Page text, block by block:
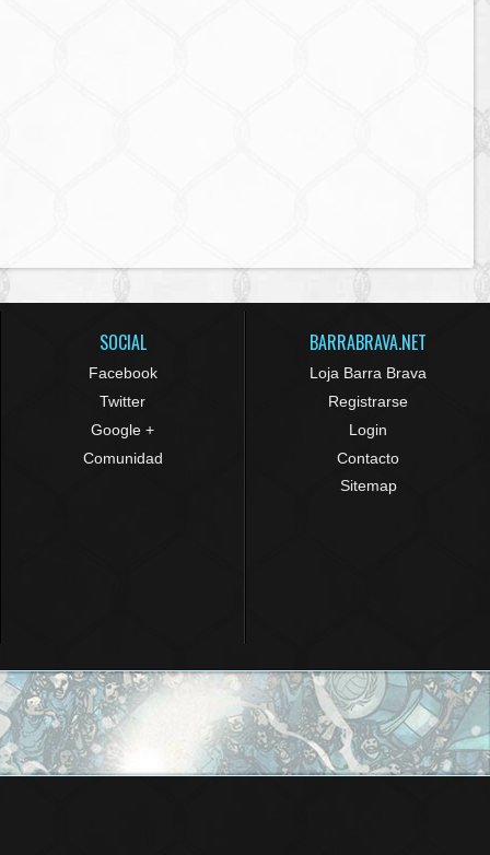
SOCIAL
Facebook
Twitter
Google +
Comunidad
BARRABRAVA.NET
Loja Barra Brava
Registrarse
Login
Contacto
Sitemap